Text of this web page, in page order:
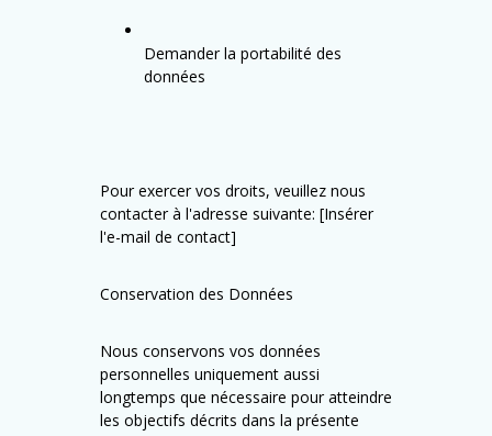
Demander la portabilité des
données
Pour exercer vos droits, veuillez nous
contacter à l'adresse suivante: [Insérer
l'e-mail de contact]
Conservation des Données
Nous conservons vos données
personnelles uniquement aussi
longtemps que nécessaire pour atteindre
les objectifs décrits dans la présente